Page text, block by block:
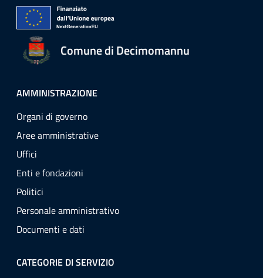
Comune di Decimomannu
AMMINISTRAZIONE
Organi di governo
Aree amministrative
Uffici
Enti e fondazioni
Politici
Personale amministrativo
Documenti e dati
CATEGORIE DI SERVIZIO